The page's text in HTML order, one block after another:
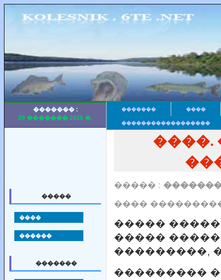
������� :
08 ������� 2026 �.
�����
����
������
�������
������� ����
������������������
����.
����� :
����
�����
�����
���������,
���������